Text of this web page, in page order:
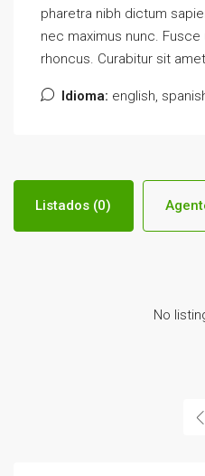
pharetra nibh dictum
nec maximus nunc.
rhoncus. Curabitur sit
Idioma: english,
Listados (0)
No